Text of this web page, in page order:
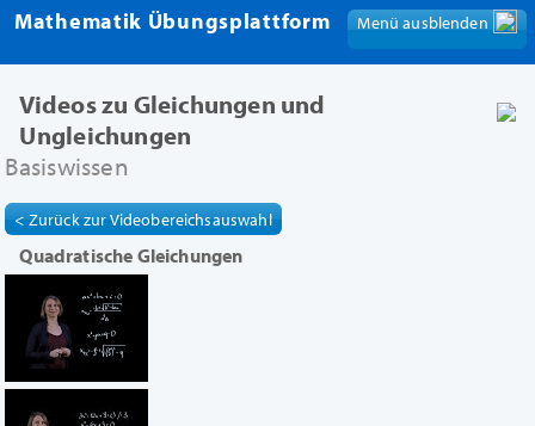
Mathematik Übungsplattform Menü anzeigen
Menü ausblenden
Videos zu Gleichungen und
Ungleichungen
Basiswissen
< Zurück zur Videobereichsauswahl
Quadratische Gleichungen